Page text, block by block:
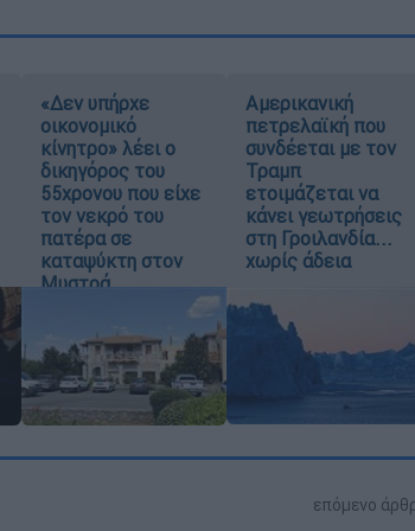
«Δεν υπήρχε
οικονομικό
κίνητρο» λέει ο
δικηγόρος του
55χρονου που είχε
τον νεκρό του
πατέρα σε
καταψύκτη στον
Μυστρά
Αμερικανική
πετρελαϊκή που
συνδέεται με τον
Τραμπ
ετοιμάζεται να
κάνει γεωτρήσεις
στη Γροιλανδία...
χωρίς άδεια
επόμενο